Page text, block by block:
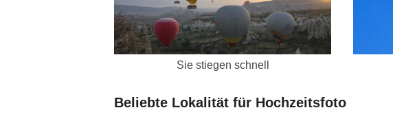
Sie stiegen schnell
Beliebte Lokalität für Hochzeitsfoto